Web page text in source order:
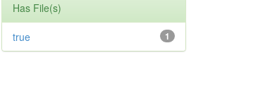
Has File(s)
1
true